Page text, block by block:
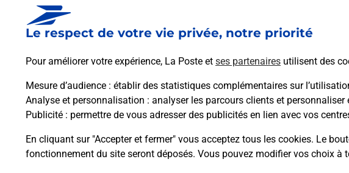
Le respect de votre vie privée, notre priorité
Pour améliorer votre expérience, La Poste et ses partenaires utilisent des
Mesure d’audience : établir des statistiques complémentaires sur
Analyse et personnalisation : analyser les parcours clients et
Publicité : permettre de vous adresser des publicités en lien avec vos
En cliquant sur "Accepter et fermer" vous acceptez tous les cookies. Le
fonctionnement du site seront déposés. Vous pouvez modifier vos choix
Boîte aux lettres La Poste
Prochaine collecte du courrier vendredià
08500 Anchamps
Itinéraire